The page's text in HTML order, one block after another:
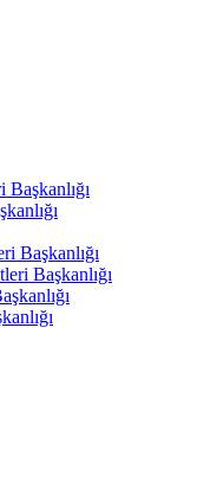
Başkanlığı
Başkanlığı